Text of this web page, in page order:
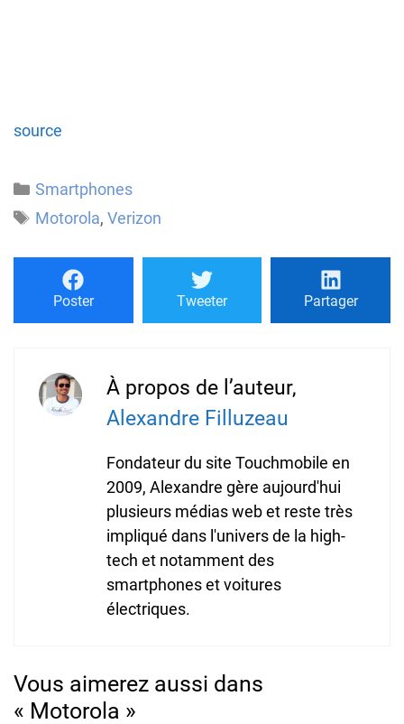
source
Catégories
Smartphones
Étiquettes
Motorola, Verizon
Poster Tweeter Partager
À propos de l’auteur,
Alexandre Filluzeau
Fondateur du site Touchmobile en
2009, Alexandre gère aujourd'hui
plusieurs médias web et reste très
impliqué dans l'univers de la high-
tech et notamment des
smartphones et voitures
électriques.
Vous aimerez aussi dans
« Motorola »